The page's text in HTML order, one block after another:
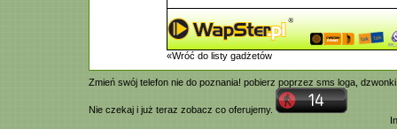
«Wróć do listy gadżetów
Zmień swój telefon nie do poznania! pobierz poprzez sms loga, dzwonki
Nie czekaj i już teraz zobacz co oferujemy.